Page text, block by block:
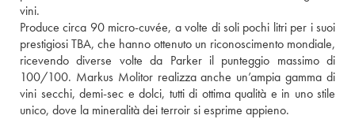
vini.
Produce circa 90 micro-cuvée, a volte di soli pochi litri per i suoi
prestigiosi TBA, che hanno ottenuto un riconoscimento mondiale,
ricevendo diverse volte da Parker il punteggio massimo di
100/100. Markus Molitor realizza anche un’ampia gamma di
vini secchi, demi-sec e dolci, tutti di ottima qualità e in uno stile
unico, dove la mineralità dei terroir si esprime appieno.